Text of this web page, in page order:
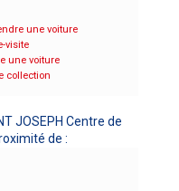
une voiture
visite
une voiture
collection
JOSEPH Centre de
de :